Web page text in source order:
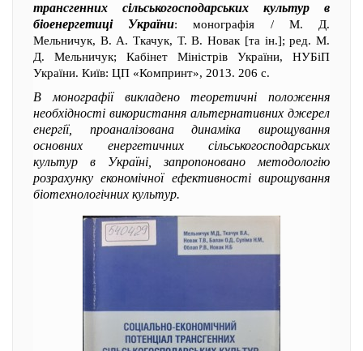
трансгенних сільськогосподарських культур в
біоенергетиці України: монографія / М. Д.
Мельничук, В. А. Ткачук, Т. В. Новак [та ін.]; ред. М.
Д. Мельничук; Кабінет Міністрів України, НУБіП
України. Київ: ЦП «Компринт», 2013. 206 с.
В монографії викладено теоретичні положення
необхідності використання альтернативних джерел
енергії, проаналізована динаміка вирощування
основних енергетичних сільськогосподарських
культур в Україні, запропоновано методологію
розрахунку економічної ефективності вирощування
біотехнологічних культур.